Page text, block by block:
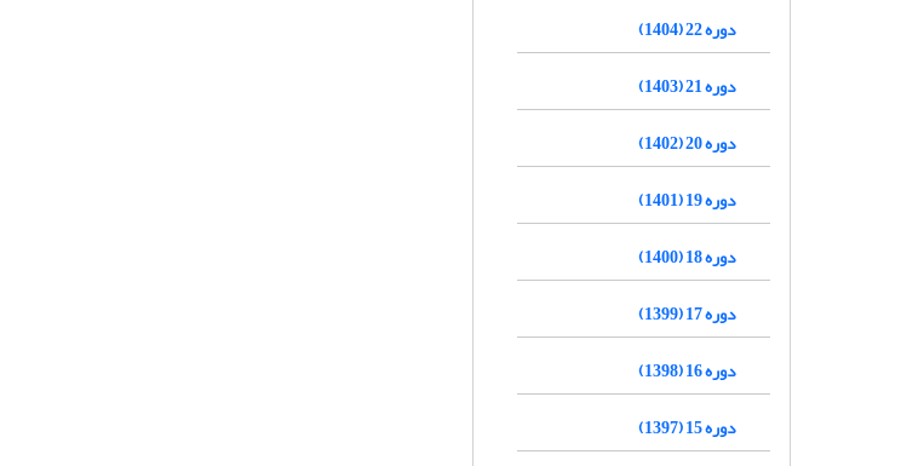
دوره 22 (1404)
دوره 21 (1403)
دوره 20 (1402)
دوره 19 (1401)
دوره 18 (1400)
دوره 17 (1399)
دوره 16 (1398)
دوره 15 (1397)